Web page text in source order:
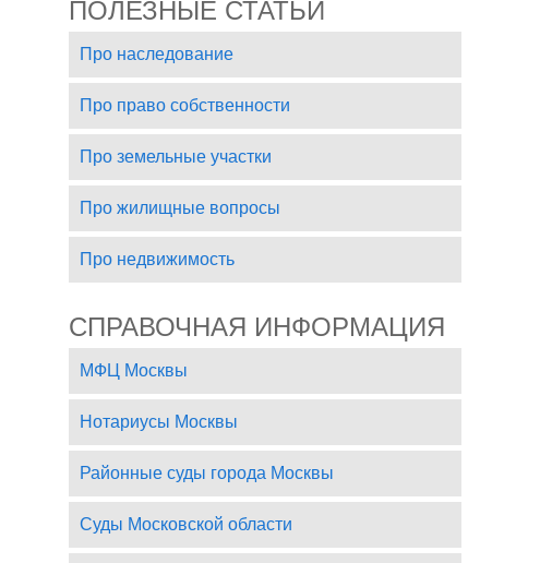
ПОЛЕЗНЫЕ СТАТЬИ
Про наследование
Про право собственности
Про земельные участки
Про жилищные вопросы
Про недвижимость
СПРАВОЧНАЯ ИНФОРМАЦИЯ
МФЦ Москвы
Нотариусы Москвы
Районные суды города Москвы
Суды Московской области